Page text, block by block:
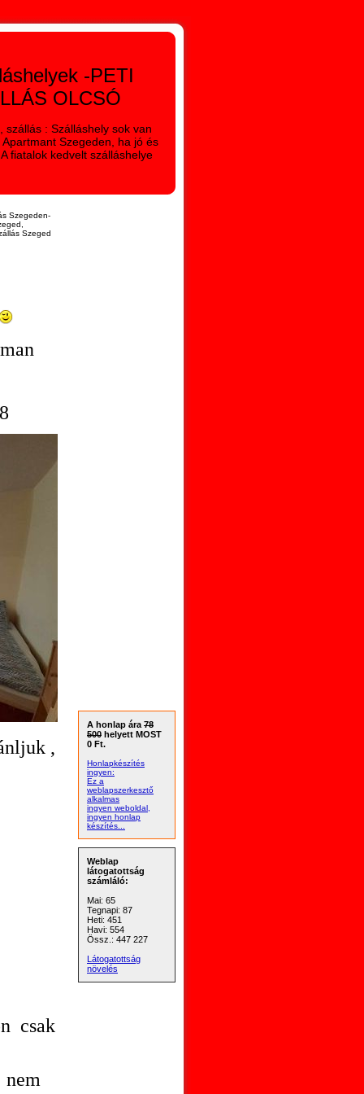
-PETI
OLCSÓ
szállás : Szálláshely sok van
Szegeden, ha jó és
fiatalok kedvelt szálláshelye
Szegeden-
Szeged
,
csak
A honlap ára 78
500 helyett MOST
0 Ft.
Honlapkészítés
ingyen:
Ez a
weblapszerkesztő
alkalmas
ingyen weboldal,
ingyen honlap
készítés...
Weblap
látogatottság
számláló:
Mai: 65
Tegnapi: 87
Heti: 451
Havi: 554
Össz.: 447 227
Látogatottság
növelés